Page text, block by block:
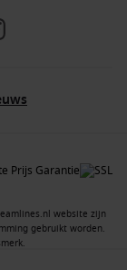
website zijn
gebruikt worden.